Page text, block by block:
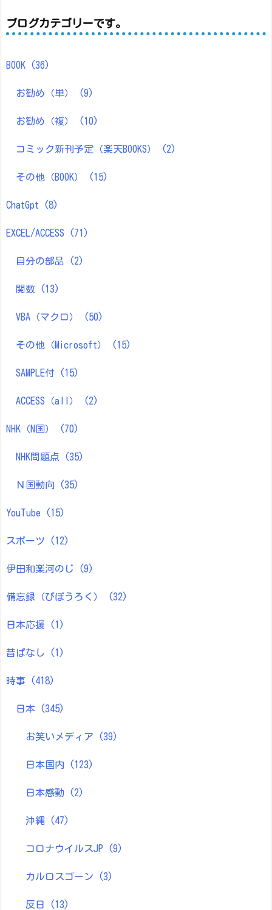
ブログカテゴリーです。
BOOK (36)
お勧め（単） (9)
お勧め（複） (10)
コミック新刊予定（楽天BOOKS） (2)
その他（BOOK） (15)
ChatGpt (8)
EXCEL/ACCESS (71)
自分の部品 (2)
関数 (13)
VBA（マクロ） (50)
その他（Microsoft） (15)
SAMPLE付 (15)
ACCESS（all） (2)
NHK（N国） (70)
NHK問題点 (35)
Ｎ国動向 (35)
YouTube (15)
スポーツ (12)
伊田和楽河のじ (9)
備忘録（びぼうろく） (32)
日本応援 (1)
昔ばなし (1)
時事 (418)
日本 (345)
お笑いメディア (39)
日本国内 (123)
日本感動 (2)
沖縄 (47)
コロナウイルスJP (9)
カルロスゴーン (3)
反日 (13)